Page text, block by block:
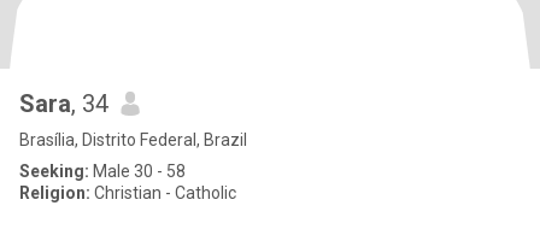
Sara, 34
Brasília, Distrito Federal, Brazil
Seeking: Male 30 - 58
Religion: Christian - Catholic